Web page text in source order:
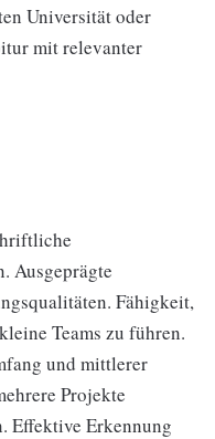
Universität oder
mit relevanter
Ausgeprägte
Fähigkeit,
Teams zu führen.
und mittlerer
Projekte
Effektive Erkennung